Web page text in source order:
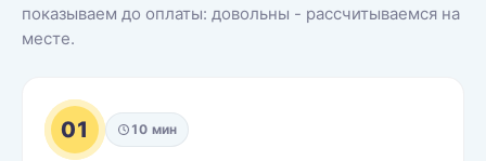
показываем до оплаты: довольны - рассчитываемся на
месте.
01 10 мин